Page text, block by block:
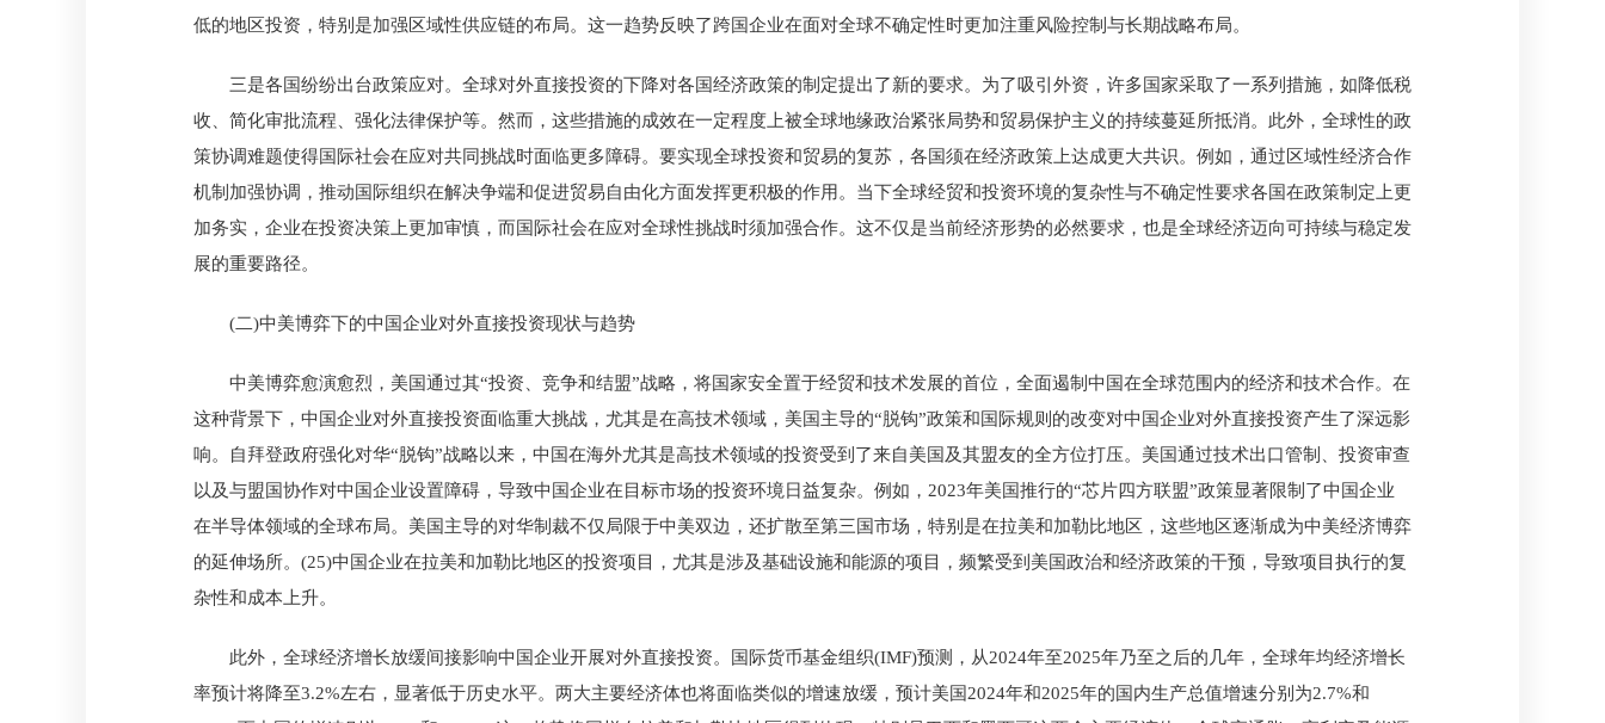
低的地区投资，特别是加强区域性供应链的布局。这一趋势反映了跨国企业在面对全球不确定性时更加注重风险控制与长期战略布局。
三是各国纷纷出台政策应对。全球对外直接投资的下降对各国经济政策的制定提出了新的要求。为了吸引外资，许多国家采取了一系列措施，如降低税
收、简化审批流程、强化法律保护等。然而，这些措施的成效在一定程度上被全球地缘政治紧张局势和贸易保护主义的持续蔓延所抵消。此外，全球性的政
策协调难题使得国际社会在应对共同挑战时面临更多障碍。要实现全球投资和贸易的复苏，各国须在经济政策上达成更大共识。例如，通过区域性经济合作
机制加强协调，推动国际组织在解决争端和促进贸易自由化方面发挥更积极的作用。当下全球经贸和投资环境的复杂性与不确定性要求各国在政策制定上更
加务实，企业在投资决策上更加审慎，而国际社会在应对全球性挑战时须加强合作。这不仅是当前经济形势的必然要求，也是全球经济迈向可持续与稳定发
展的重要路径。
(二)中美博弈下的中国企业对外直接投资现状与趋势
中美博弈愈演愈烈，美国通过其“投资、竞争和结盟”战略，将国家安全置于经贸和技术发展的首位，全面遏制中国在全球范围内的经济和技术合作。在
这种背景下，中国企业对外直接投资面临重大挑战，尤其是在高技术领域，美国主导的“脱钩”政策和国际规则的改变对中国企业对外直接投资产生了深远影
响。自拜登政府强化对华“脱钩”战略以来，中国在海外尤其是高技术领域的投资受到了来自美国及其盟友的全方位打压。美国通过技术出口管制、投资审查
以及与盟国协作对中国企业设置障碍，导致中国企业在目标市场的投资环境日益复杂。例如，2023年美国推行的“芯片四方联盟”政策显著限制了中国企业
在半导体领域的全球布局。美国主导的对华制裁不仅局限于中美双边，还扩散至第三国市场，特别是在拉美和加勒比地区，这些地区逐渐成为中美经济博弈
的延伸场所。(25)中国企业在拉美和加勒比地区的投资项目，尤其是涉及基础设施和能源的项目，频繁受到美国政治和经济政策的干预，导致项目执行的复
杂性和成本上升。
此外，全球经济增长放缓间接影响中国企业开展对外直接投资。国际货币基金组织(IMF)预测，从2024年至2025年乃至之后的几年，全球年均经济增长
率预计将降至3.2%左右，显著低于历史水平。两大主要经济体也将面临类似的增速放缓，预计美国2024年和2025年的国内生产总值增速分别为2.7%和